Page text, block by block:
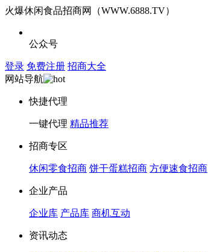
火爆休闲食品招商网（WWW.6888.TV）
公众号
登录 免费注册 招商大全
网站导航
快捷代理
一键代理 精品推荐
招商专区
休闲零食招商 饼干蛋糕招商 方便速食招商
企业产品
企业库 产品库 商机互动
资讯动态